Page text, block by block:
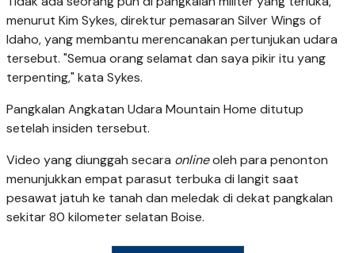
menurut Kim Sykes, direktur pemasaran Silver Wings of
Idaho, yang membantu merencanakan pertunjukan udara
tersebut. "Semua orang selamat dan saya pikir itu yang
terpenting," kata Sykes.
Pangkalan Angkatan Udara Mountain Home ditutup
setelah insiden tersebut.
Video yang diunggah secara onlineoleh para penonton
menunjukkan empat parasut terbuka di langit saat
pesawat jatuh ke tanah dan meledak di dekat pangkalan
sekitar 80 kilometer selatan Boise.